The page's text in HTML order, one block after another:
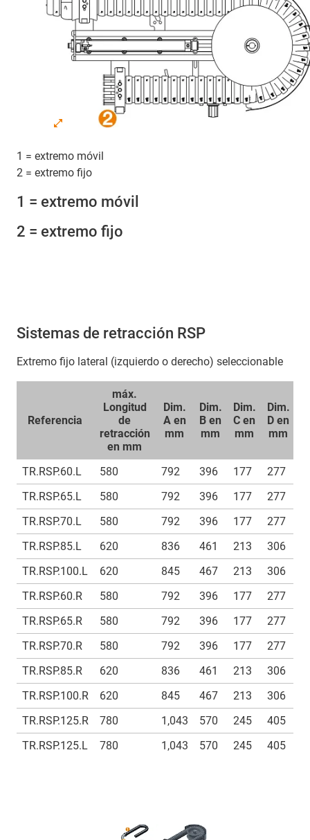
1 = extremo móvil
2 = extremo fijo
1 = extremo móvil
2 = extremo fijo
Sistemas de retracción RSP
Extremo fijo lateral (izquierdo o derecho) seleccionable
Referencia
máx.
Longitud
de
retracción
en mm
Dim.
A en
mm
Dim.
B en
mm
Dim.
C en
mm
Dim.
D en
mm
TR.RSP.60.L 580 792 396 177 277
TR.RSP.65.L
580 792 396 177 277
TR.RSP.70.L
580 792 396 177 277
TR.RSP.85.L
620 836 461 213 306
TR.RSP.100.L
620 845 467 213 306
TR.RSP.60.R
580 792 396 177 277
TR.RSP.65.R
580 792 396 177 277
TR.RSP.70.R
580 792 396 177 277
TR.RSP.85.R
620 836 461 213 306
TR.RSP.100.R
620 845 467 213 306
TR.RSP.125.R
780 1,043 570 245 405
TR.RSP.125.L
780 1,043 570 245 405